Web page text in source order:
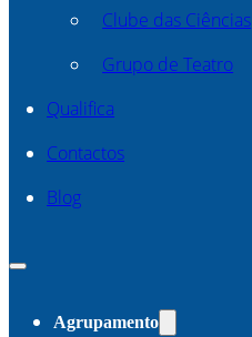
Clube das Ciências
Grupo de Teatro
Qualifica
Contactos
Blog
Agrupamento